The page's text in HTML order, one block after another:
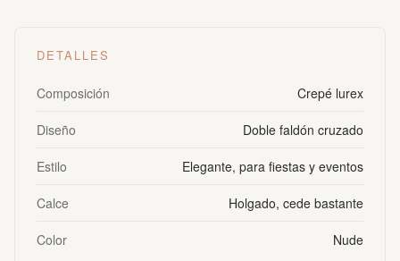
DETALLES
Composición Crepé lurex
Diseño Doble faldón cruzado
Estilo Elegante, para fiestas y eventos
Calce Holgado, cede bastante
Color Nude